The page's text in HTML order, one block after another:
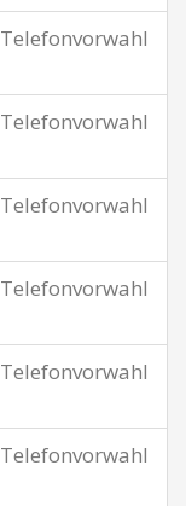
Telefonvorwahl
Telefonvorwahl
Telefonvorwahl
Telefonvorwahl
Telefonvorwahl
Telefonvorwahl